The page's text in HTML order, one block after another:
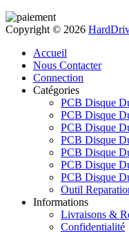
Copyright © 2026
Accueil
Nous Contacter
Connection
Catégories
PCB Disque
PCB Disque
PCB Disque
PCB Disque
PCB Disque
PCB Disque
PCB Disque
Outil
Informations
Livraisons &
Confidentialité